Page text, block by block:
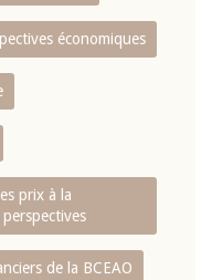
économiques
prix à la
de la BCEAO